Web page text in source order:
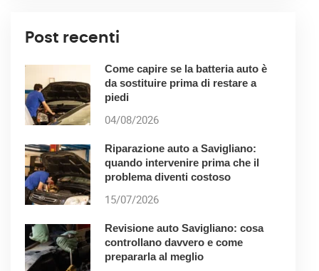
Post recenti
Come capire se la batteria auto è
da sostituire prima di restare a
piedi
04/08/2026
Riparazione auto a Savigliano:
quando intervenire prima che il
problema diventi costoso
15/07/2026
Revisione auto Savigliano: cosa
controllano davvero e come
prepararla al meglio